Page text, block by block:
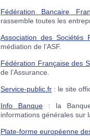
Fédération Bancaire
rassemble toutes les
Association des Sociétés
médiation de l’ASF.
Fédération Française des
de l’Assurance.
Service-public.fr : le site
Info Banque : la
informations générales sur
Plate-forme européenne